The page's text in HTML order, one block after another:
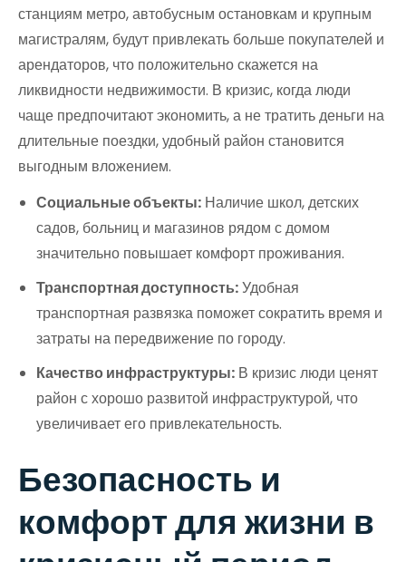
станциям метро, автобусным остановкам и крупным
магистралям, будут привлекать больше покупателей и
арендаторов, что положительно скажется на
ликвидности недвижимости. В кризис, когда люди
чаще предпочитают экономить, а не тратить деньги на
длительные поездки, удобный район становится
выгодным вложением.
Социальные объекты: Наличие школ, детских
садов, больниц и магазинов рядом с домом
значительно повышает комфорт проживания.
Транспортная доступность:Удобная
транспортная развязка поможет сократить время и
затраты на передвижение по городу.
Качество инфраструктуры: В кризис люди ценят
район с хорошо развитой инфраструктурой, что
увеличивает его привлекательность.
Безопасность и
комфорт для жизни в